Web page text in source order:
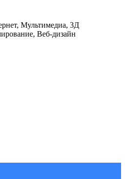
Мультимедиа, 3Д
Веб-дизайн